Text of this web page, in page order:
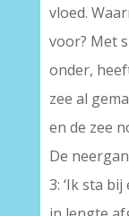
vloed.
voor? Met
onder,
zee al
en de zee
De
3: ‘Ik sta